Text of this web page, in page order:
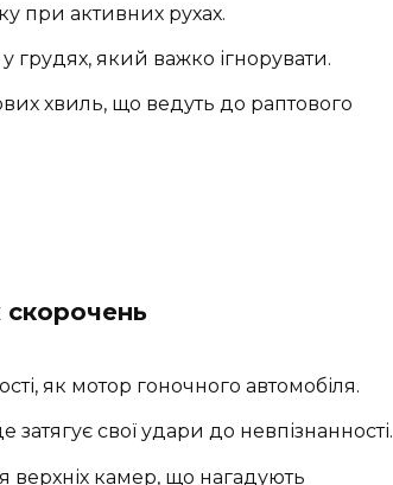
при активних рухах.
грудях, який важко ігнорувати.
хвиль, що ведуть до раптового
скорочень
як мотор гоночного автомобіля.
свої удари до невпізнанності.
верхніх камер, що нагадують